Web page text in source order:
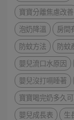
寶寶分離焦慮改善
泡奶降溫
房間
防蚊方法
防蚊
嬰兒流口水原因
嬰兒沒打嗝睡著
寶寶喝完奶多久
嬰兒成長表
生